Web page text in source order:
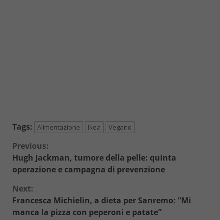
Tags: Alimentazione Ikea Vegano
Continue
Reading
Previous:
Hugh Jackman, tumore della pelle: quinta
operazione e campagna di prevenzione
Next:
Francesca Michielin, a dieta per Sanremo: “Mi
manca la pizza con peperoni e patate”